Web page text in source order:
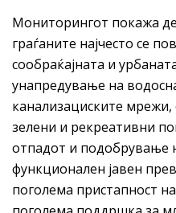
Мониторингот покажа
граѓаните најчесто се
сообраќајната и
унапредување на
канализациските
зелени и рекреативни
отпадот и подобрување
функционален јавен
поголема пристапност